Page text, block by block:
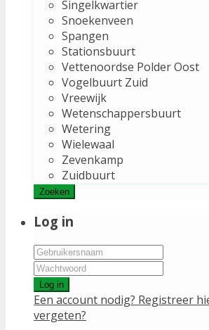
Singelkwartier
Snoekenveen
Spangen
Stationsbuurt
Vettenoordse Polder Oost
Vogelbuurt Zuid
Vreewijk
Wetenschappersbuurt
Wetering
Wielewaal
Zevenkamp
Zuidbuurt
Zoeken
Log in
Log in
Een account nodig? Registreer
vergeten?